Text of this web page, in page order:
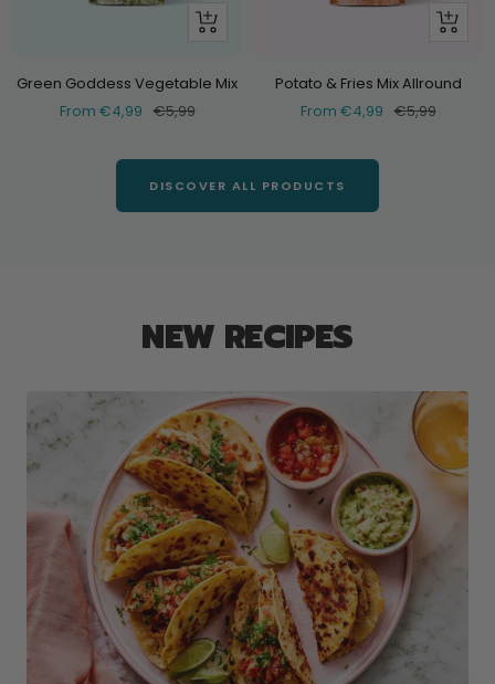
Look
Green Goddess Vegetable Mix
Selling
From €4,99 Normal
€5,99
Look
Potato & Fries Mix Allround
Selling
From €4,99 Normal
€5,99
DISCOVER ALL PRODUCTS
NEW RECIPES